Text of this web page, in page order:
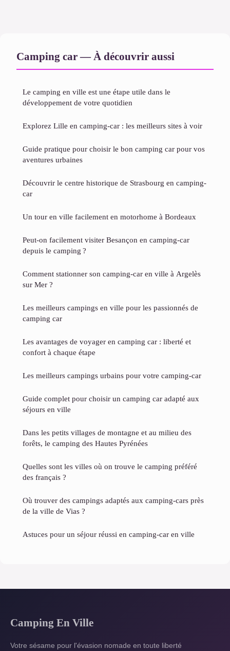
Camping car — À découvrir aussi
Le camping en ville est une étape utile dans le
développement de votre quotidien
Explorez Lille en camping-car : les meilleurs sites à voir
Guide pratique pour choisir le bon camping car pour vos
aventures urbaines
Découvrir le centre historique de Strasbourg en camping-
car
Un tour en ville facilement en motorhome à Bordeaux
Peut-on facilement visiter Besançon en camping-car
depuis le camping ?
Comment stationner son camping-car en ville à Argelès
sur Mer ?
Les meilleurs campings en ville pour les passionnés de
camping car
Les avantages de voyager en camping car : liberté et
confort à chaque étape
Les meilleurs campings urbains pour votre camping-car
Guide complet pour choisir un camping car adapté aux
séjours en ville
Dans les petits villages de montagne et au milieu des
forêts, le camping des Hautes Pyrénées
Quelles sont les villes où on trouve le camping préféré
des français​ ?
Où trouver des campings adaptés aux camping-cars près
de la ville de Vias ?
Astuces pour un séjour réussi en camping-car en ville
Camping En Ville
Votre sésame pour l'évasion nomade en toute liberté